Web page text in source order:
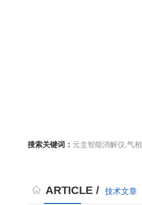
搜索关键词： 元圭智能消解仪,气
ARTICLE / 技术文章